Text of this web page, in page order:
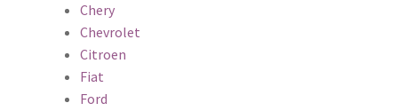
Chery
Chevrolet
Citroen
Fiat
Ford